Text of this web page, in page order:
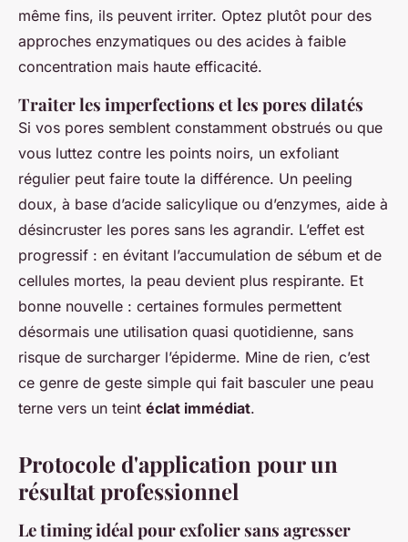
même fins, ils peuvent irriter. Optez plutôt pour des
approches enzymatiques ou des acides à faible
concentration mais haute efficacité.
Traiter les imperfections et les pores dilatés
Si vos pores semblent constamment obstrués ou que
vous luttez contre les points noirs, un exfoliant
régulier peut faire toute la différence. Un peeling
doux, à base d’acide salicylique ou d’enzymes, aide à
désincruster les pores sans les agrandir. L’effet est
progressif : en évitant l’accumulation de sébum et de
cellules mortes, la peau devient plus respirante. Et
bonne nouvelle : certaines formules permettent
désormais une utilisation quasi quotidienne, sans
risque de surcharger l’épiderme. Mine de rien, c’est
ce genre de geste simple qui fait basculer une peau
terne vers un teint éclat immédiat.
Protocole d'application pour un
résultat professionnel
Le timing idéal pour exfolier sans agresser